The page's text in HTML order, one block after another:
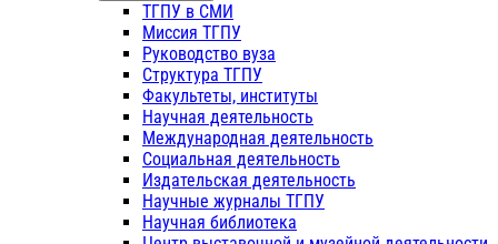
ТГПУ в СМИ
Миссия ТГПУ
Руководство вуза
Структура ТГПУ
Факультеты, институты
Научная деятельность
Международная деятельность
Социальная деятельность
Издательская деятельность
Научные журналы ТГПУ
Научная библиотека